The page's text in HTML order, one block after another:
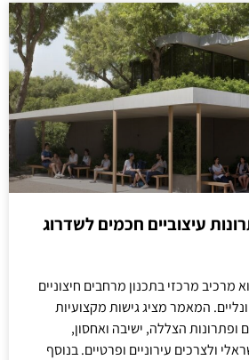
עיצוביים חכמים לשדרוג
מרכיב מרכזי בתכנון מרחבים חיצוניים
המאמר מציג גישות מקצועיות
ופתרונות הצללה, ישיבה ואחסון,
ולצרכים עירוניים ופרטיים. בנוסף